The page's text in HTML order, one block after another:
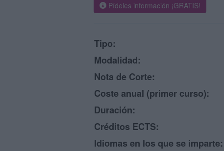
Pídeles información ¡GRATIS!
Tipo:
Modalidad:
Nota de Corte:
Coste anual (primer curso):
Duración:
Créditos ECTS:
Idiomas en los que se imparte: